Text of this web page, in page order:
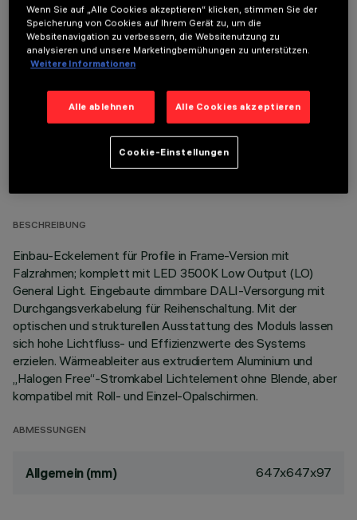
OPTIONALE KOMPONENTEN
TECHNISCHE DATEN
BESCHREIBUNG
Einbau-Eckelement für Profile in Frame-Version mit
Falzrahmen; komplett mit LED 3500K Low Output (LO)
General Light. Eingebaute dimmbare DALI-Versorgung mit
Durchgangsverkabelung für Reihenschaltung. Mit der
optischen und strukturellen Ausstattung des Moduls lassen
sich hohe Lichtfluss- und Effizienzwerte des Systems
erzielen. Wärmeableiter aus extrudiertem Aluminium und
„Halogen Free“-Stromkabel Lichtelement ohne Blende, aber
kompatibel mit Roll- und Einzel-Opalschirmen.
ABMESSUNGEN
Allgemein (mm) 647x647x97
Wenn Sie auf „Alle Cookies akzeptieren“ klicken, stimmen Sie der
Speicherung von Cookies auf Ihrem Gerät zu, um die
Websitenavigation zu verbessern, die Websitenutzung zu
analysieren und unsere Marketingbemühungen zu unterstützen.
Weitere Informationen
Alle ablehnen Alle Cookies akzeptieren
Cookie-Einstellungen